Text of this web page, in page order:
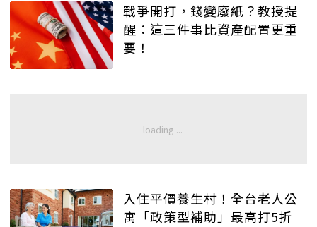
戰爭開打，錢變廢紙？教授提
醒：這三件事比資產配置更重
要！
入住平價養生村！全台老人公
寓「政策型補助」最高打5折